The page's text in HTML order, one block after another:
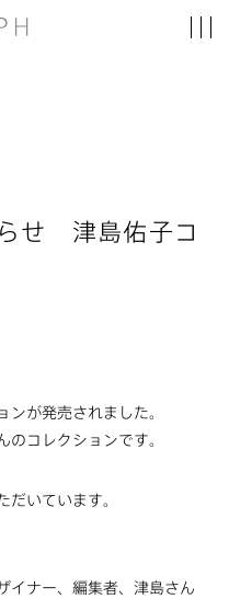
せ 津島佑子コ
が発売されました。
コレクションです。
いています。
イナー、編集者、津島さん